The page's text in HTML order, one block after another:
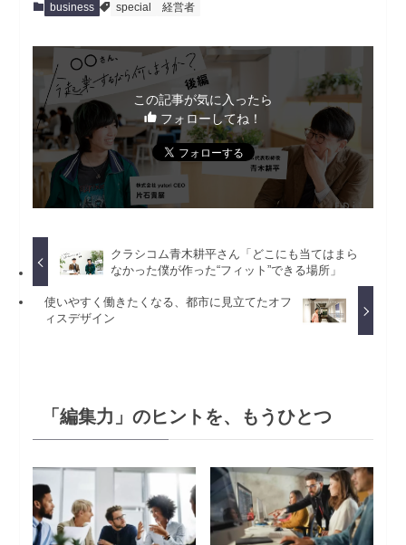
business special 経営者
この記事が気に入ったら
フォローしてね！
クラシコム青木耕平さん「どこにも当てはまら
なかった僕が作った“フィット”できる場所」
使いやすく働きたくなる、都市に見立てたオフ
ィスデザイン
「編集力」のヒントを、もうひとつ